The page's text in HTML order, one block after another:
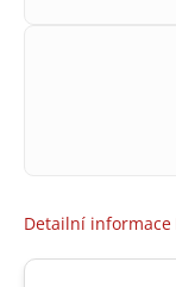
Detailní informace